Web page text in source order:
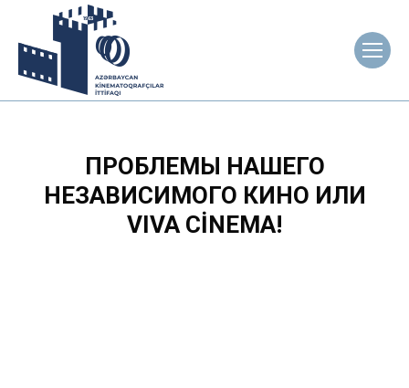
ПРОБЛЕМЫ НАШЕГО
НЕЗАВИСИМОГО КИНО ИЛИ
VIVA CİNEMA!